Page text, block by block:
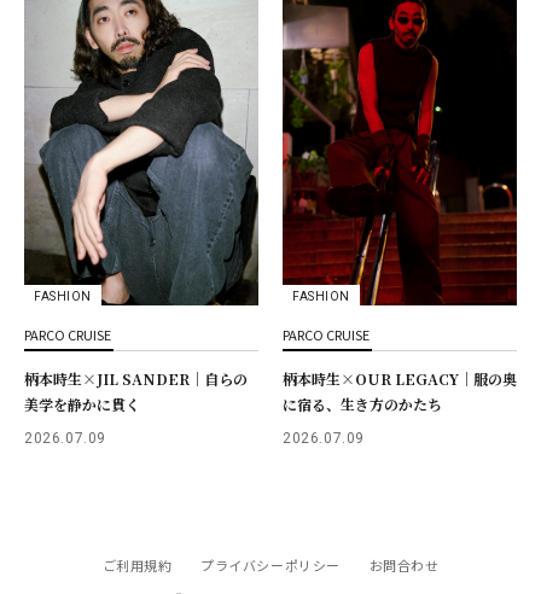
FASHION
PARCO CRUISE
柄本時生×JIL SANDER｜自らの
美学を静かに貫く
2026.07.09
FASHION
PARCO CRUISE
柄本時生×OUR LEGACY｜服の奥
に宿る、生き方のかたち
2026.07.09
ご利用規約 プライバシーポリシー お問合わせ